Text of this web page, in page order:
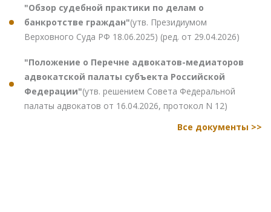
"Обзор судебной практики по делам о
банкротстве граждан"(утв. Президиумом
Верховного Суда РФ 18.06.2025) (ред. от 29.04.2026)
"Положение о Перечне адвокатов-медиаторов
адвокатской палаты субъекта Российской
Федерации"(утв. решением Совета Федеральной
палаты адвокатов от 16.04.2026, протокол N 12)
Все документы >>